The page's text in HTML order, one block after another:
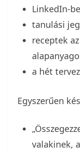
LinkedIn-
tanulási
receptek
a hét
Egyszerűen
valakinek,